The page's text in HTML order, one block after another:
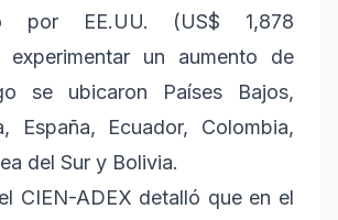
por EE.UU. (US$ 1,878
experimentar un aumento de
se ubicaron Países Bajos,
España, Ecuador, Colombia,
del Sur y Bolivia.
CIEN-ADEX detalló que en el